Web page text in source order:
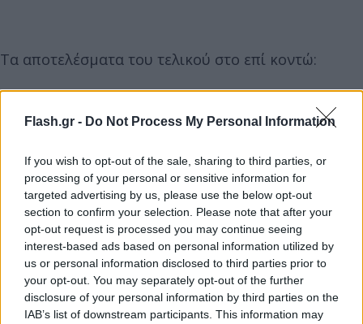
Flash.gr - Do Not Process My Personal Information
If you wish to opt-out of the sale, sharing to third parties, or
processing of your personal or sensitive information for
targeted advertising by us, please use the below opt-out
section to confirm your selection. Please note that after your
opt-out request is processed you may continue seeing
interest-based ads based on personal information utilized by
us or personal information disclosed to third parties prior to
your opt-out. You may separately opt-out of the further
disclosure of your personal information by third parties on the
IAB’s list of downstream participants. This information may
Τα αποτελέσματα του τελικού στο επί κοντώ:
1. Αρμάντ Ντουπλάντις (Σουηδία) 6,06μ. - ρεκόρ
αγώνων